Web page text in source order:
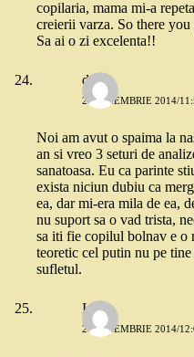
copilaria, mama mi-a
creierii varza. So there you
Sa ai o zi excelenta!!
dojo
25 NOIEMBRIE 2014/
Noi am avut o spaima la
an si vreo 3 seturi de
sanatoasa. Eu ca parinte
exista niciun dubiu ca
ea, dar mi-era mila de ea,
nu suport sa o vad trista,
sa iti fie copilul bolnav e o
teoretic cel putin nu pe
sufletul.
Ioana
25 NOIEMBRIE 2014/